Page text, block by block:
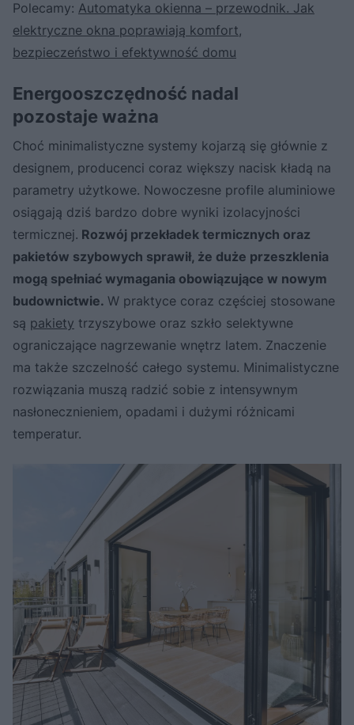
Polecamy: Automatyka okienna – przewodnik. Jak
elektryczne okna poprawiają komfort,
bezpieczeństwo i efektywność domu
Energooszczędność nadal
pozostaje ważna
Choć minimalistyczne systemy kojarzą się głównie z
designem, producenci coraz większy nacisk kładą na
parametry użytkowe. Nowoczesne profile aluminiowe
osiągają dziś bardzo dobre wyniki izolacyjności
termicznej. Rozwój przekładek termicznych oraz
pakietów szybowych sprawił, że duże przeszklenia
mogą spełniać wymagania obowiązujące w nowym
budownictwie. W praktyce coraz częściej stosowane
są pakiety trzyszybowe oraz szkło selektywne
ograniczające nagrzewanie wnętrz latem. Znaczenie
ma także szczelność całego systemu. Minimalistyczne
rozwiązania muszą radzić sobie z intensywnym
nasłonecznieniem, opadami i dużymi różnicami
temperatur.